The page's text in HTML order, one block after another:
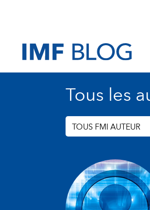
Tous les
TOUS FMI AUTEUR